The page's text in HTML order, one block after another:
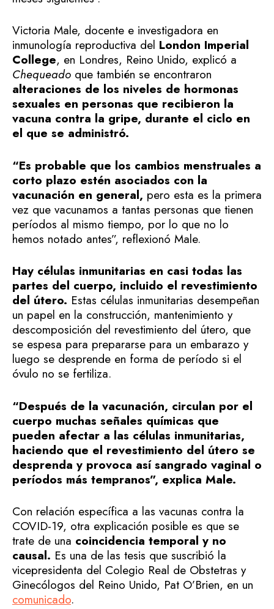
Victoria Male, docente e investigadora en
inmunología reproductiva del London Imperial
College, en Londres, Reino Unido, explicó a
Chequeado que también se encontraron
alteraciones de los niveles de hormonas
sexuales en personas que recibieron la
vacuna contra la gripe, durante el ciclo en
el que se administró.
“Es probable que los cambios menstruales a
corto plazo estén asociados con la
vacunación en general, pero esta es la primera
vez que vacunamos a tantas personas que tienen
períodos al mismo tiempo, por lo que no lo
hemos notado antes”, reflexionó Male.
Hay células inmunitarias en casi todas las
partes del cuerpo, incluido el revestimiento
del útero. Estas células inmunitarias desempeñan
un papel en la construcción, mantenimiento y
descomposición del revestimiento del útero, que
se espesa para prepararse para un embarazo y
luego se desprende en forma de período si el
óvulo no se fertiliza.
“Después de la vacunación, circulan por el
cuerpo muchas señales químicas que
pueden afectar a las células inmunitarias,
haciendo que el revestimiento del útero se
desprenda y provoca así sangrado vaginal o
períodos más tempranos”, explica Male.
Con relación específica a las vacunas contra la
COVID-19, otra explicación posible es que se
trate de una coincidencia temporal y no
causal. Es una de las tesis que suscribió la
vicepresidenta del Colegio Real de Obstetras y
Ginecólogos del Reino Unido, Pat O’Brien, en un
comunicado.